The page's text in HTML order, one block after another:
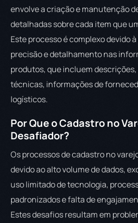
envolve a criação e manutenção
detalhadas sobre cada item que
Este processo é complexo devido
precisão e detalhamento nas
produtos, que incluem
técnicas, informações de
logísticos.
Por Que o Cadastro no
Desafiador?
Os processos de cadastro no
devido ao alto volume de dados,
uso limitado de tecnologia,
padronizados e falta de
Estes desafios resultam em